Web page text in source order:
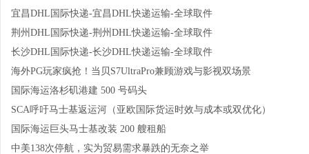
宜昌DHL国际快递-宜昌DHL快递运输-全球取件
荆州DHL国际快递-荆州DHL快递运输-全球取件
长沙DHL国际快递-长沙DHL快递运输-全球取件
海外PG玩家疯抢！当贝S7UltraPro兼顾游戏与影视双场景
国际海运洛杉矶港建 500 号码头
SCA呼吁马士基返运河（亚欧国际货运时效与成本或双优化）
国际海运巨头马士基改装 200 艘租船
中美138次停航，实为贸易需求暴跌的无奈之举